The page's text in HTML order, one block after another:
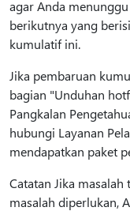
agar Anda
berikutnya yang
kumulatif ini.
Jika pembaruan
bagian "Unduhan
Pangkalan
hubungi Layanan
mendapatkan paket
Catatan Jika
masalah diperlukan,